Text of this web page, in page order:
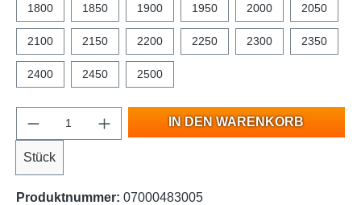
1800 1850 1900 1950 2000 2050
2100 2150 2200 2250 2300 2350
2400 2450 2500
Stück
IN DEN WARENKORB
Produktnummer: 07000483005